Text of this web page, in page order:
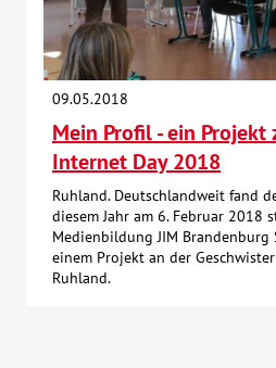
Suche
Kontakt
AWO BB Süd
09.05.2018
Mein Profil - ein Projekt
Internet Day 2018
Ruhland. Deutschlandweit fand
diesem Jahr am 6. Februar 2018
Medienbildung JIM
einem Projekt an der
Ruhland.